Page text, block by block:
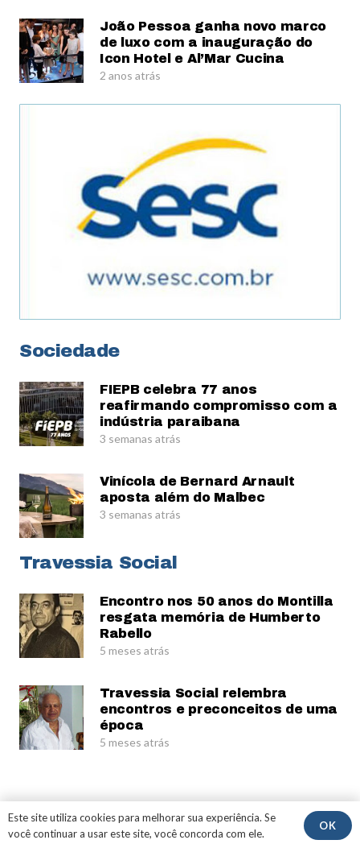
João Pessoa ganha novo marco
de luxo com a inauguração do
Icon Hotel e Al’Mar Cucina
2 anos atrás
Sociedade
FIEPB celebra 77 anos
reafirmando compromisso com a
indústria paraibana
3 semanas atrás
Vinícola de Bernard Arnault
aposta além do Malbec
3 semanas atrás
Travessia Social
Encontro nos 50 anos do Montilla
resgata memória de Humberto
Rabello
5 meses atrás
Travessia Social relembra
encontros e preconceitos de uma
época
5 meses atrás
© Gerardo Rabello
Este site utiliza cookies para melhorar sua experiência. Se
você continuar a usar este site, você concorda com ele.
OK